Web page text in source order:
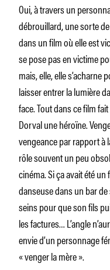
Oui, à travers un
débrouillard, une sorte
dans un film où elle est
se pose pas en victime
mais, elle, elle
laisser entrer la lumière
face. Tout dans ce film
Dorval une héroïne.
vengeance par rapport à
rôle souvent un peu
cinéma. Si ça avait été
danseuse dans un bar
seins pour que son fils
les factures… L’angle
envie d’un personnage
« venger la mère ».